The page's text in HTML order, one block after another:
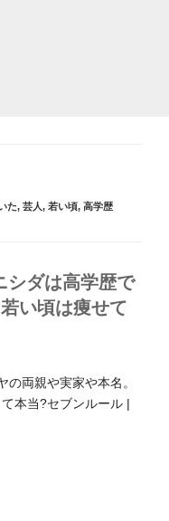
た, 芸人, 若い頃, 高学歴
ダは高学歴で
い頃は痩せて
の両親や実家や本名。
本当?セブンルール |